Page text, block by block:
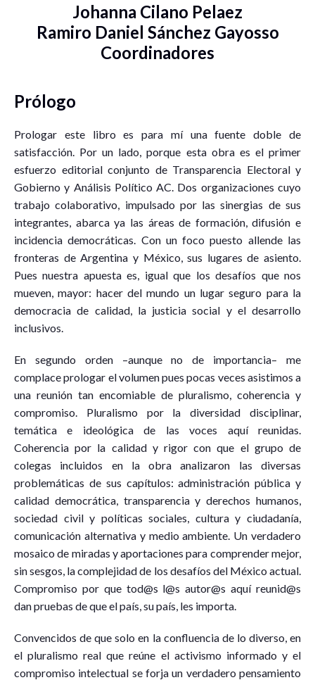
Johanna Cilano Pelaez
Ramiro Daniel Sánchez Gayosso
Coordinadores
Prólogo
Prologar este libro es para mí una fuente doble de
satisfacción. Por un lado, porque esta obra es el primer
esfuerzo editorial conjunto de Transparencia Electoral y
Gobierno y Análisis Político AC. Dos organizaciones cuyo
trabajo colaborativo, impulsado por las sinergias de sus
integrantes, abarca ya las áreas de formación, difusión e
incidencia democráticas. Con un foco puesto allende las
fronteras de Argentina y México, sus lugares de asiento.
Pues nuestra apuesta es, igual que los desafíos que nos
mueven, mayor: hacer del mundo un lugar seguro para la
democracia de calidad, la justicia social y el desarrollo
inclusivos.
En segundo orden –aunque no de importancia– me
complace prologar el volumen pues pocas veces asistimos a
una reunión tan encomiable de pluralismo, coherencia y
compromiso. Pluralismo por la diversidad disciplinar,
temática e ideológica de las voces aquí reunidas.
Coherencia por la calidad y rigor con que el grupo de
colegas incluidos en la obra analizaron las diversas
problemáticas de sus capítulos: administración pública y
calidad democrática, transparencia y derechos humanos,
sociedad civil y políticas sociales, cultura y ciudadanía,
comunicación alternativa y medio ambiente. Un verdadero
mosaico de miradas y aportaciones para comprender mejor,
sin sesgos, la complejidad de los desafíos del México actual.
Compromiso por que tod@s l@s autor@s aquí reunid@s
dan pruebas de que el país, su país, les importa.
Convencidos de que solo en la confluencia de lo diverso, en
el pluralismo real que reúne el activismo informado y el
compromiso intelectual se forja un verdadero pensamiento